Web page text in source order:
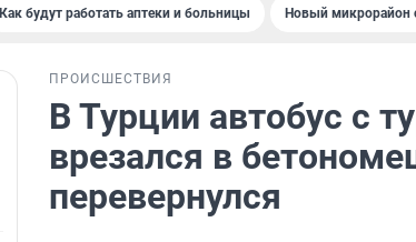
Как будут работать аптеки и больницы Новый микрорайон
ПРОИСШЕСТВИЯ
В Турции автобус с
врезался в
перевернулся